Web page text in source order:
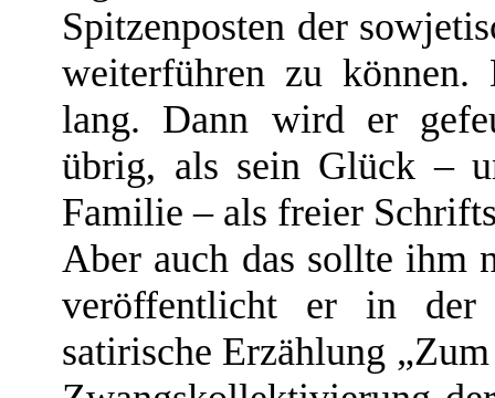
Spitzenposten der
weiterführen zu
lang. Dann wird er
übrig, als sein Glück –
Familie – als freier
Aber auch das sollte ihm
veröffentlicht er in
satirische Erzählung